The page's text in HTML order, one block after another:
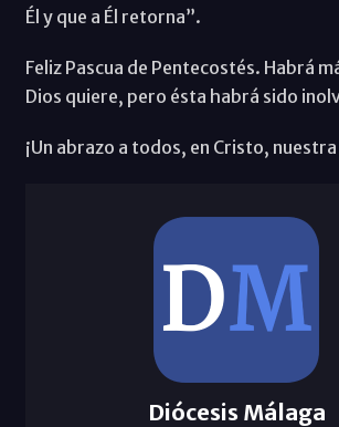
Él y que a Él retorna”.
Feliz Pascua de Pentecostés. Habrá
Dios quiere, pero ésta habrá sido
¡Un abrazo a todos, en Cristo, nuestra
Diócesis Málaga